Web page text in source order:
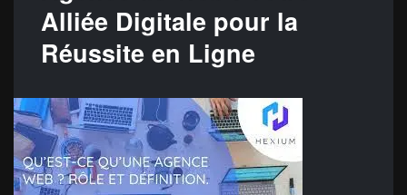
Alliée Digitale pour la
Réussite en Ligne